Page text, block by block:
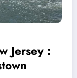
Jersey :